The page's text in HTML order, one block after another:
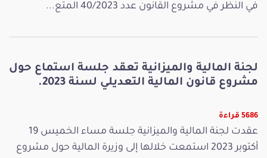
في النظر في مشروع القانون عدد 40/2023 المتع...
لجنة المالية والميزانية تعقد جلسة استماع حول
مشروع قانون المالية التعديلي لسنة 2023.
5686 قراءة
عقدت لجنة المالية والميزانية جلسة مساء الخميس 19
أكتوبر 2023 استمعت خلالها إلى وزيرة المالية حول مشروع